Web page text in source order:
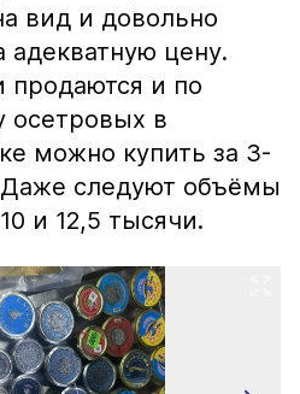
вид и довольно
адекватную цену.
и по
осетровых в
можно купить за 3-
следуют объёмы
и 12,5 тысячи.